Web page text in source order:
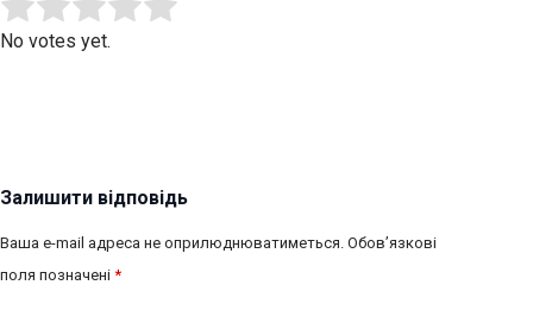
Rate this item:
No votes yet.
Залишити відповідь
Ваша e-mail адреса не оприлюднюватиметься. Обов’язкові
поля позначені *